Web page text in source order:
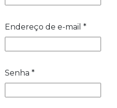
Endereço de e-mail *
Senha *